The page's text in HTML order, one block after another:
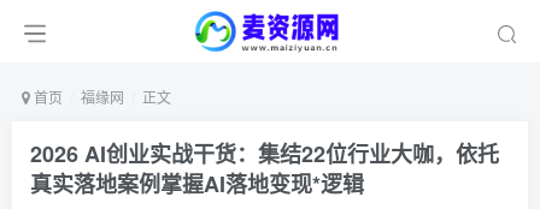
首页 福缘网 正文
2026 AI创业实战干货：集结22位行业大咖，依托
真实落地案例掌握AI落地变现*逻辑